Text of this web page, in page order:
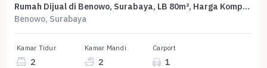
Rumah Dijual di Benowo, Surabaya, LB 80m², Harga Kompetitif!
Benowo, Surabaya
Kamar Tidur
2
Kamar Mandi
2
Carport
1